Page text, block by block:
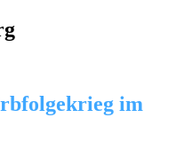
im